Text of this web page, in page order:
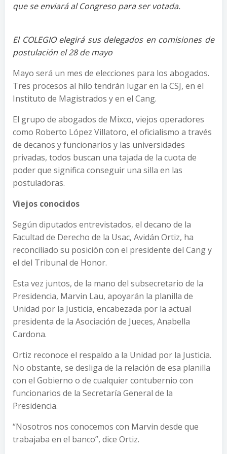
que se enviará al Congreso para ser votada.
El COLEGIO elegirá sus delegados en comisiones de
postulación el 28 de mayo
Mayo será un mes de elecciones para los abogados.
Tres procesos al hilo tendrán lugar en la CSJ, en el
Instituto de Magistrados y en el Cang.
El grupo de abogados de Mixco, viejos operadores
como Roberto López Villatoro, el oficialismo a través
de decanos y funcionarios y las universidades
privadas, todos buscan una tajada de la cuota de
poder que significa conseguir una silla en las
postuladoras.
Viejos conocidos
Según diputados entrevistados, el decano de la
Facultad de Derecho de la Usac, Avidán Ortiz, ha
reconciliado su posición con el presidente del Cang y
el del Tribunal de Honor.
Esta vez juntos, de la mano del subsecretario de la
Presidencia, Marvin Lau, apoyarán la planilla de
Unidad por la Justicia, encabezada por la actual
presidenta de la Asociación de Jueces, Anabella
Cardona.
Ortiz reconoce el respaldo a la Unidad por la Justicia.
No obstante, se desliga de la relación de esa planilla
con el Gobierno o de cualquier contubernio con
funcionarios de la Secretaría General de la
Presidencia.
“Nosotros nos conocemos con Marvin desde que
trabajaba en el banco”, dice Ortiz.